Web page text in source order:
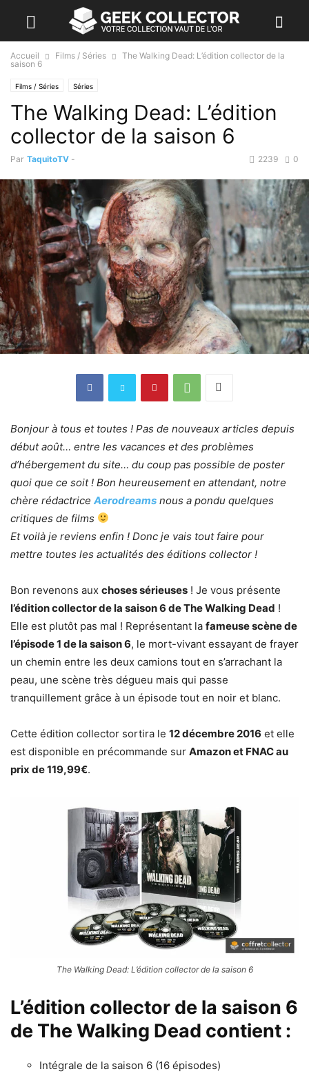
Accueil Films / Séries
The Walking Dead: L’édition collector de la
saison 6
Films / Séries Séries
The Walking Dead: L’édition
collector de la saison 6
Par TaquitoTV - 0
2239
Bonjour à tous et toutes ! Pas de nouveaux articles depuis
début août… entre les vacances et des problèmes
d’hébergement du site… du coup pas possible de poster
quoi que ce soit ! Bon heureusement en attendant, notre
chère rédactrice Aerodreams nous a pondu quelques
critiques de films
Et voilà je reviens enfin ! Donc je vais tout faire pour
mettre toutes les actualités des éditions collector !
Bon revenons aux choses sérieuses ! Je vous présente
l’édition collector de la saison 6 de The Walking Dead !
Elle est plutôt pas mal ! Représentant la fameuse scène de
l’épisode 1 de la saison 6, le mort-vivant essayant de frayer
un chemin entre les deux camions tout en s’arrachant la
peau, une scène très dégueu mais qui passe
tranquillement grâce à un épisode tout en noir et blanc.
Cette édition collector sortira le 12 décembre 2016 et elle
est disponible en précommande sur Amazon et FNAC au
prix de 119,99€.
The Walking Dead: L’édition collector de la saison 6
L’édition collector de la saison 6
de The Walking Dead contient :
Intégrale de la saison 6 (16 épisodes)